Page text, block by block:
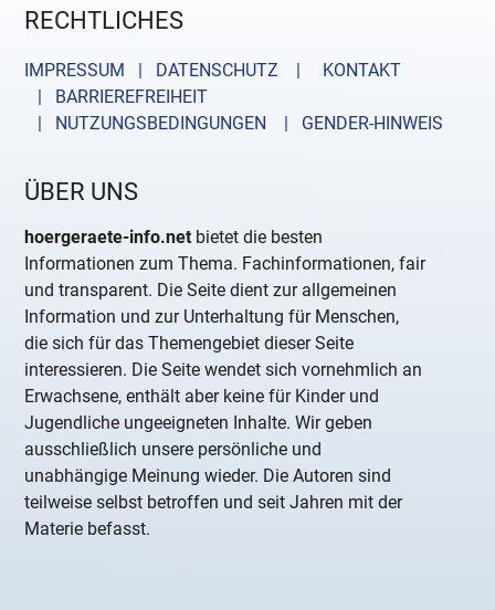
RECHTLICHES
IMPRESSUM | DATENSCHUTZ |
KONTAKT
| BARRIEREFREIHEIT
| NUTZUNGSBEDINGUNGEN
| GENDER-HINWEIS
ÜBER UNS
hoergeraete-info.net bietet die besten
Informationen zum Thema. Fachinformationen, fair
und transparent. Die Seite dient zur allgemeinen
Information und zur Unterhaltung für Menschen,
die sich für das Themengebiet dieser Seite
interessieren. Die Seite wendet sich vornehmlich an
Erwachsene, enthält aber keine für Kinder und
Jugendliche ungeeigneten Inhalte. Wir geben
ausschließlich unsere persönliche und
unabhängige Meinung wieder. Die Autoren sind
teilweise selbst betroffen und seit Jahren mit der
Materie befasst.